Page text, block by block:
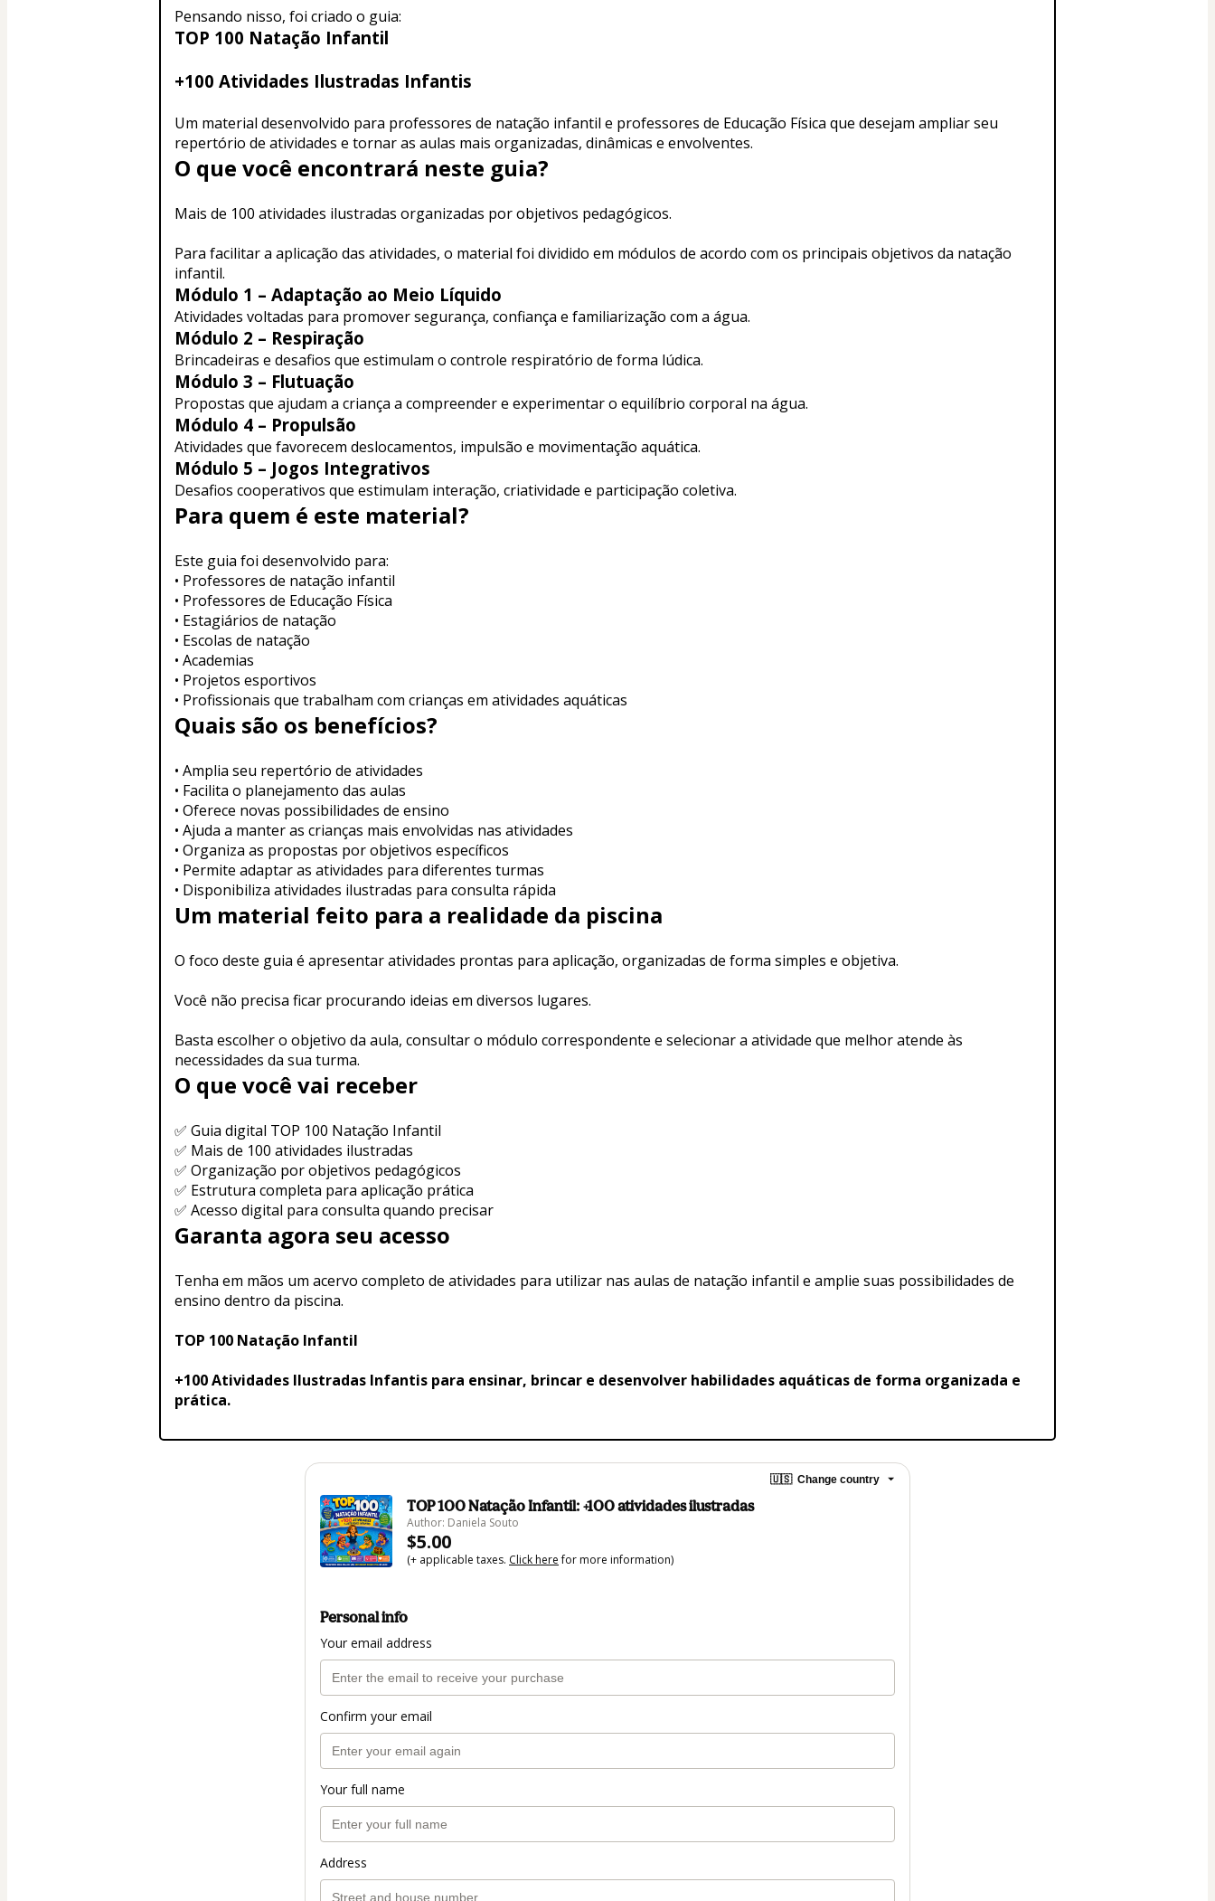
Pensando nisso, foi criado o guia:
TOP 100 Natação Infantil
+100 Atividades Ilustradas Infantis
Um material desenvolvido para professores de natação infantil e professores de Educação Física que desejam ampliar seu
repertório de atividades e tornar as aulas mais organizadas, dinâmicas e envolventes.
O que você encontrará neste guia?
Mais de 100 atividades ilustradas organizadas por objetivos pedagógicos.
Para facilitar a aplicação das atividades, o material foi dividido em módulos de acordo com os principais objetivos da natação
infantil.
Módulo 1 – Adaptação ao Meio Líquido
Atividades voltadas para promover segurança, confiança e familiarização com a água.
Módulo 2 – Respiração
Brincadeiras e desafios que estimulam o controle respiratório de forma lúdica.
Módulo 3 – Flutuação
Propostas que ajudam a criança a compreender e experimentar o equilíbrio corporal na água.
Módulo 4 – Propulsão
Atividades que favorecem deslocamentos, impulsão e movimentação aquática.
Módulo 5 – Jogos Integrativos
Desafios cooperativos que estimulam interação, criatividade e participação coletiva.
Para quem é este material?
Este guia foi desenvolvido para:
• Professores de natação infantil
• Professores de Educação Física
• Estagiários de natação
• Escolas de natação
• Academias
• Projetos esportivos
• Profissionais que trabalham com crianças em atividades aquáticas
Quais são os benefícios?
• Amplia seu repertório de atividades
• Facilita o planejamento das aulas
• Oferece novas possibilidades de ensino
• Ajuda a manter as crianças mais envolvidas nas atividades
• Organiza as propostas por objetivos específicos
• Permite adaptar as atividades para diferentes turmas
• Disponibiliza atividades ilustradas para consulta rápida
Um material feito para a realidade da piscina
O foco deste guia é apresentar atividades prontas para aplicação, organizadas de forma simples e objetiva.
Você não precisa ficar procurando ideias em diversos lugares.
Basta escolher o objetivo da aula, consultar o módulo correspondente e selecionar a atividade que melhor atende às
necessidades da sua turma.
O que você vai receber
✅ Guia digital TOP 100 Natação Infantil
✅ Mais de 100 atividades ilustradas
✅ Organização por objetivos pedagógicos
✅ Estrutura completa para aplicação prática
✅ Acesso digital para consulta quando precisar
Garanta agora seu acesso
Tenha em mãos um acervo completo de atividades para utilizar nas aulas de natação infantil e amplie suas possibilidades de
ensino dentro da piscina.
TOP 100 Natação Infantil
+100 Atividades Ilustradas Infantis para ensinar, brincar e desenvolver habilidades aquáticas de forma organizada e
prática.
🇺🇸 Change country
TOP 100 Natação Infantil: +100 atividades ilustradas
Author: Daniela Souto
$5.00
(+ applicable taxes. Click herefor more information)
Personal info
Your email address
Confirm your email
Your full name
Address